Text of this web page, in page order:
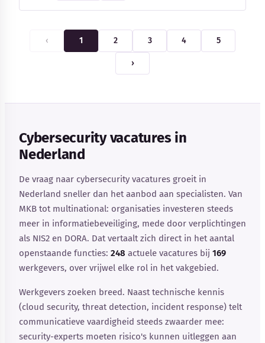
‹ 1 2 3 4 5
›
Cybersecurity vacatures in
Nederland
De vraag naar cybersecurity vacatures groeit in
Nederland sneller dan het aanbod aan specialisten. Van
MKB tot multinational: organisaties investeren steeds
meer in informatiebeveiliging, mede door verplichtingen
als NIS2 en DORA. Dat vertaalt zich direct in het aantal
openstaande functies: 248 actuele vacatures bij 169
werkgevers, over vrijwel elke rol in het vakgebied.
Werkgevers zoeken breed. Naast technische kennis
(cloud security, threat detection, incident response) telt
communicatieve vaardigheid steeds zwaarder mee:
security-experts moeten risico's kunnen uitleggen aan